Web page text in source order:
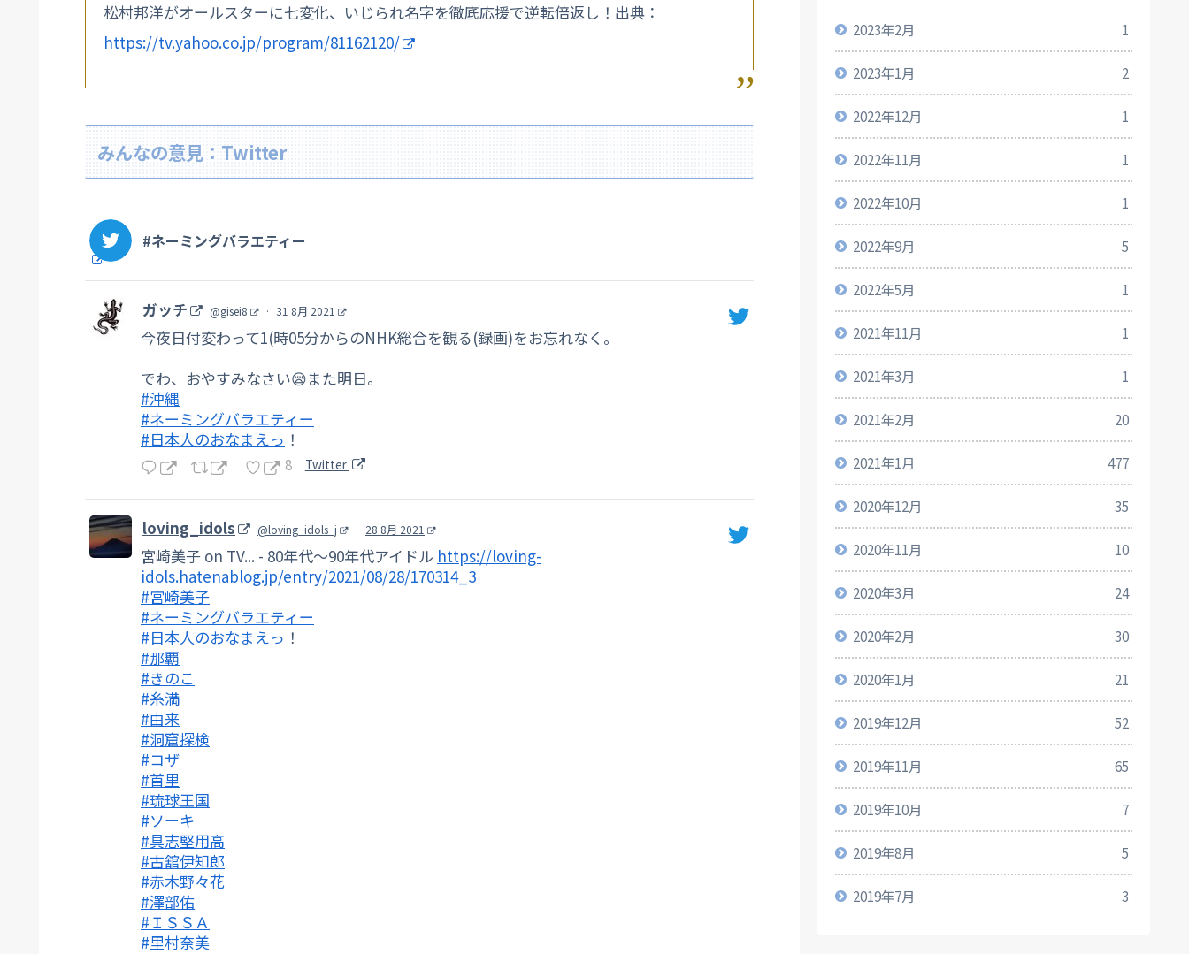
松村邦洋がオールスターに七変化、いじられ名字を徹底応援で逆転倍返し！出典：
https://tv.yahoo.co.jp/program/81162120/
みんなの意見：Twitter
#ネーミングバラエティー
ガッチ @gisei8 · 31 8月 2021
今夜日付変わって1(時05分からのNHK総合を観る(録画)をお忘れなく。
でわ、おやすみなさい😪また明日。
#沖縄
#ネーミングバラエティー
#日本人のおなまえっ ！
8 Twitter
loving_idols @loving_idols_j · 28 8月 2021
宮崎美子 on TV... - 80年代～90年代アイドル https://loving-
idols.hatenablog.jp/entry/2021/08/28/170314_3
#宮崎美子
#ネーミングバラエティー
#日本人のおなまえっ ！
#那覇
#きのこ
#糸満
#由来
#洞窟探検
#コザ
#首里
#琉球王国
#ソーキ
#具志堅用高
#古舘伊知郎
#赤木野々花
#澤部佑
#ＩＳＳＡ
#里村奈美
2023年2月 1
2023年1月 2
2022年12月 1
2022年11月 1
2022年10月 1
2022年9月 5
2022年5月 1
2021年11月 1
2021年3月 1
2021年2月 20
2021年1月 477
2020年12月 35
2020年11月 10
2020年3月 24
2020年2月 30
2020年1月 21
2019年12月 52
2019年11月 65
2019年10月 7
2019年8月 5
2019年7月 3